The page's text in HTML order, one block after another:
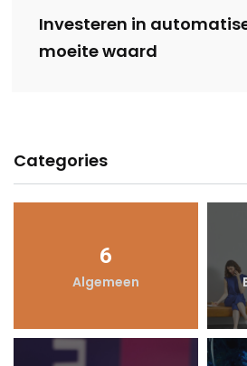
Investeren in
moeite waard
Categories
6
Algemeen